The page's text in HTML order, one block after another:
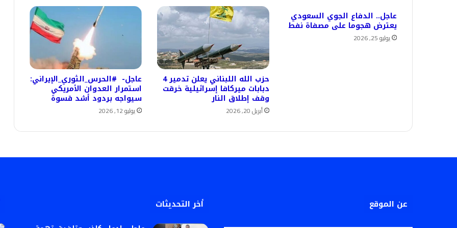
عاجل.. الدفاع الجوي السعودي
يعترض هجوما على مصفاة نفط
يوليو 25, 2026
حزب الله اللبناني يعلن تدمير 4
دبابات ميركافا إسرائيلية خرقت
وقف إطلاق النار
أبريل 20, 2026
عاجل- #الحرس_الثوري_الإيراني:
استمرار العدوان الأمريكي
سيواجه بردود أشد قسوة
يوليو 12, 2026
عن الموقع أخر التحديثات